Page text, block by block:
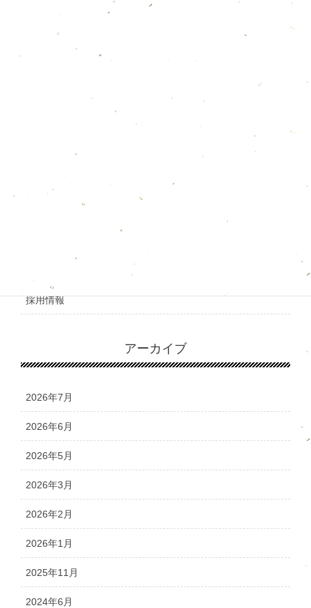
2025年11月20日
採用情報
アーカイブ
2026年7月
2026年6月
2026年5月
2026年3月
2026年2月
2026年1月
2025年11月
2024年6月